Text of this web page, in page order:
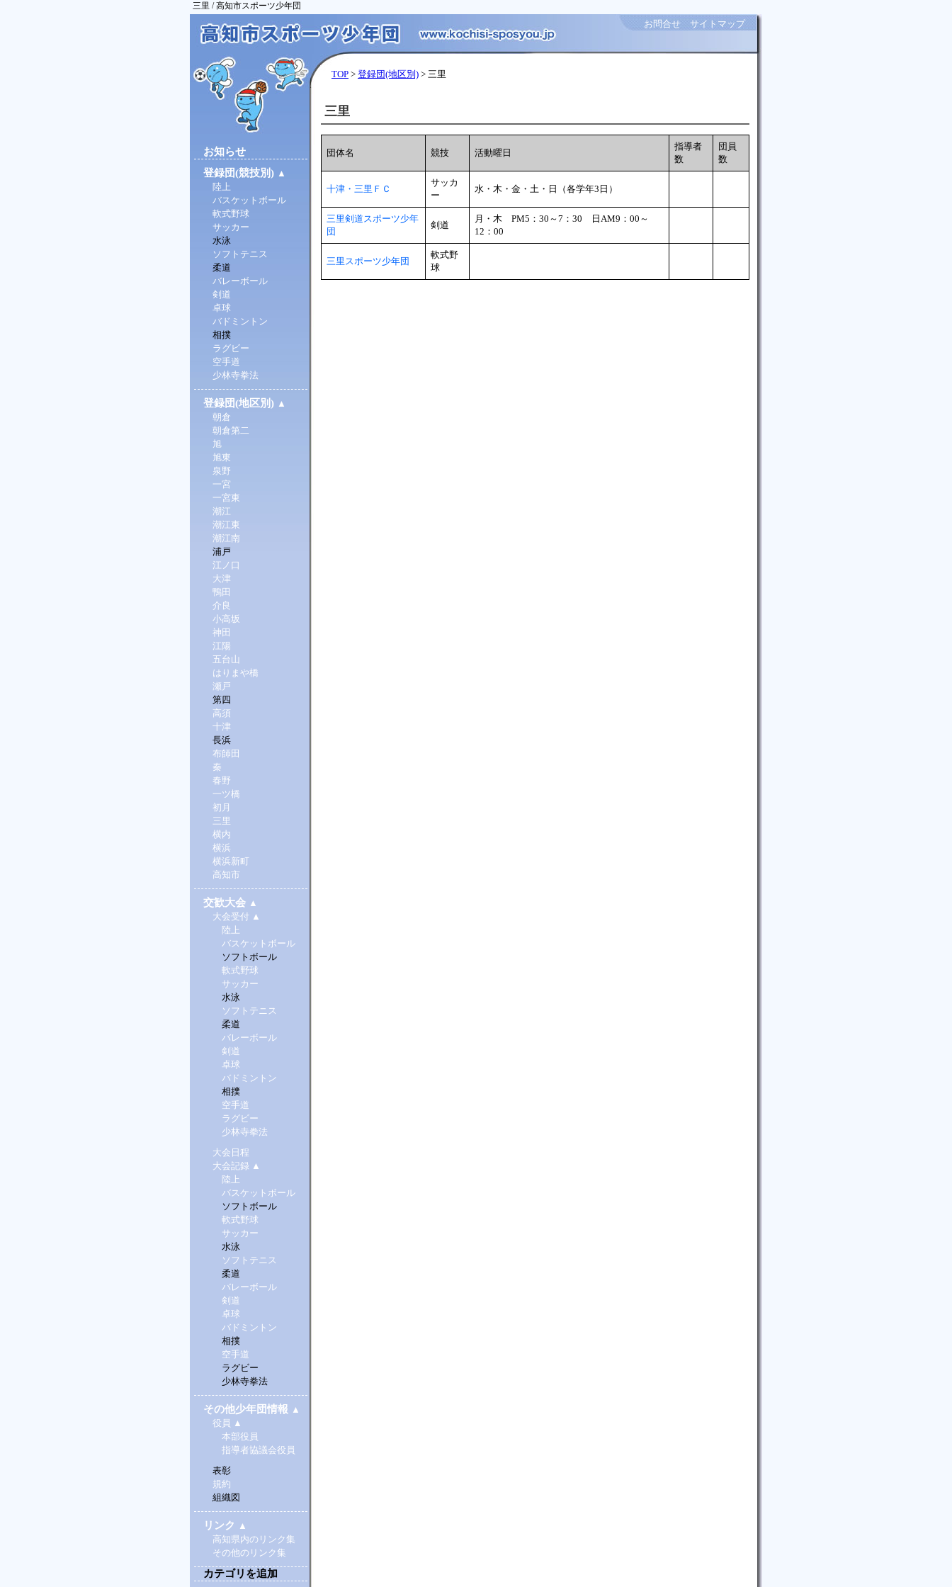
三里 / 高知市スポーツ少年団
お問合せ サイトマップ
TOP > 登録団(地区別) > 三里
三里
団体名 競技 活動曜日
指導者
数
団員
数
十津・三里ＦＣ
サッカ
ー
水・木・金・土・日（各学年3日）
三里剣道スポーツ少年
団
剣道
月・木 PM5：30～7：30 日AM9：00～
12：00
三里スポーツ少年団
軟式野
球
お知らせ
登録団(競技別) ▲
陸上
バスケットボール
軟式野球
サッカー
水泳
ソフトテニス
柔道
バレーボール
剣道
卓球
バドミントン
相撲
ラグビー
空手道
少林寺拳法
登録団(地区別) ▲
朝倉
朝倉第二
旭
旭東
泉野
一宮
一宮東
潮江
潮江東
潮江南
浦戸
江ノ口
大津
鴨田
介良
小高坂
神田
江陽
五台山
はりまや橋
瀬戸
第四
高須
十津
長浜
布師田
秦
春野
一ツ橋
初月
三里
横内
横浜
横浜新町
高知市
交歓大会 ▲
大会受付 ▲
陸上
バスケットボール
ソフトボール
軟式野球
サッカー
水泳
ソフトテニス
柔道
バレーボール
剣道
卓球
バドミントン
相撲
空手道
ラグビー
少林寺拳法
大会日程
大会記録 ▲
陸上
バスケットボール
ソフトボール
軟式野球
サッカー
水泳
ソフトテニス
柔道
バレーボール
剣道
卓球
バドミントン
相撲
空手道
ラグビー
少林寺拳法
その他少年団情報 ▲
役員 ▲
本部役員
指導者協議会役員
表彰
規約
組織図
リンク ▲
高知県内のリンク集
その他のリンク集
カテゴリを追加